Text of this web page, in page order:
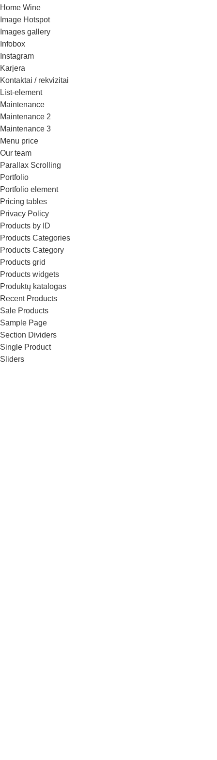
Home Wine
Image Hotspot
Images gallery
Infobox
Instagram
Karjera
Kontaktai / rekvizitai
List-element
Maintenance
Maintenance 2
Maintenance 3
Menu price
Our team
Parallax Scrolling
Portfolio
Portfolio element
Pricing tables
Privacy Policy
Products by ID
Products Categories
Products Category
Products grid
Products widgets
Produktų katalogas
Recent Products
Sale Products
Sample Page
Section Dividers
Single Product
Sliders